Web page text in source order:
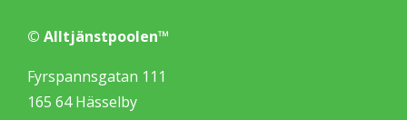
© Alltjänstpoolen™
Fyrspannsgatan 111
165 64 Hässelby